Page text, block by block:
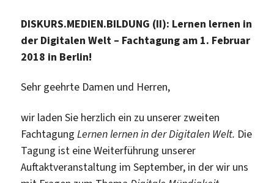
DISKURS.MEDIEN.BILDUNG (II): Lernen lernen in
der Digitalen Welt – Fachtagung am 1. Februar
2018 in Berlin!
Sehr geehrte Damen und Herren,
wir laden Sie herzlich ein zu unserer zweiten
FachtagungLernen lernen in der Digitalen Welt. Die
Tagung ist eine Weiterführung unserer
Auftaktveranstaltung im September, in der wir uns